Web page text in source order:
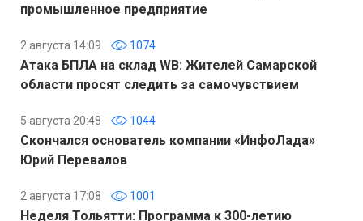
промышленное предприятие
2 августа 14:09 1074
Атака БПЛА на склад WB: Жителей Самарской
области просят следить за самочувствием
5 августа 20:48 1044
Скончался основатель компании «ИнфоЛада»
Юрий Перевалов
2 августа 17:08 1001
Неделя Тольятти: Программа к 300-летию